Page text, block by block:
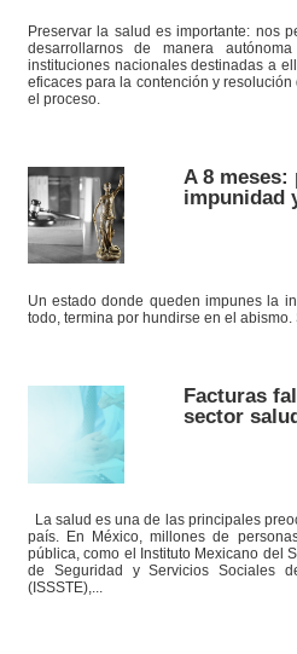
Preservar la salud es importante: nos
desarrollarnos de manera
instituciones nacionales destinadas a
eficaces para la contención y
el proceso.
A 8
impunidad
Un estado donde queden impunes la
todo, termina por hundirse en el abismo.
Facturas
sector
La salud es una de las principales
país. En México, millones de
pública, como el Instituto Mexicano del
de Seguridad y Servicios Sociales
(ISSSTE),...